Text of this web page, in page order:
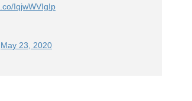
IqjwWVIgIp
May 23, 2020